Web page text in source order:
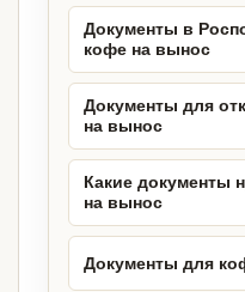
Документы в
кофе на вынос
Документы для
на вынос
Какие документы
на вынос
Документы для